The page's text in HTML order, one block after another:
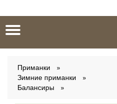
Toggle
navigation
Приманки
Зимние приманки
Балансиры